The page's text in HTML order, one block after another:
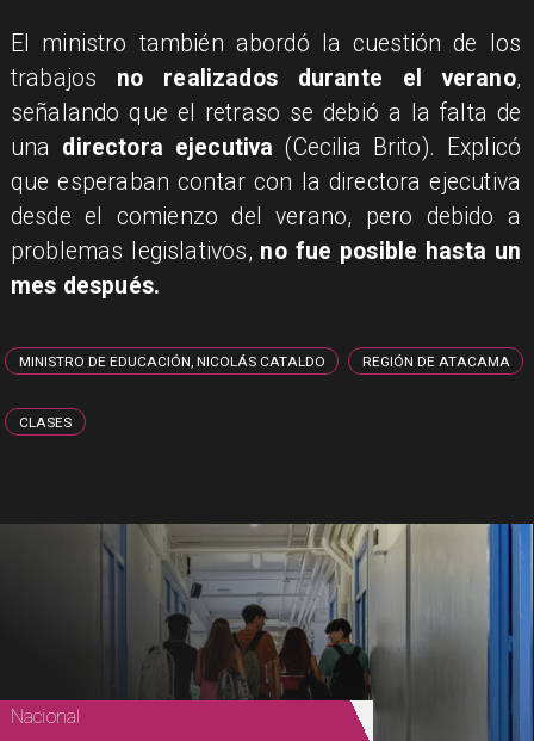
​El ministro también abordó la cuestión de los
trabajos no realizados durante el verano,
señalando que el retraso se debió a la falta de
una directora ejecutiva(Cecilia Brito). Explicó
que esperaban contar con la directora ejecutiva
desde el comienzo del verano, pero debido a
problemas legislativos, no fue posible hasta un
mes después.
MINISTRO DE EDUCACIÓN, NICOLÁS CATALDO REGIÓN DE ATACAMA
CLASES
Nacional